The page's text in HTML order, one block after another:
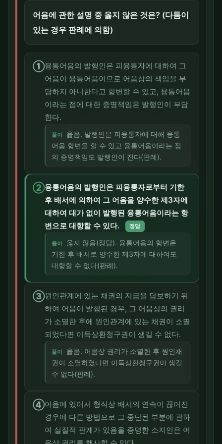
어음에 관한 설명 중 옳지 않은 것은? (다툼이
있는 경우 판례에 의함)
①융통어음의 발행인은 피융통자에 대하여 그
어음이 융통어음이므로 어음상의 책임을 부
담하지 아니한다고 항변할 수 있고, 융통어음
이라는 점에 대한 증명책임은 발행인이 부담
한다.
풀이
옳음. 발행인은 피융통자에 대해 융통
어음 항변을 할 수 있고 융통어음이라는 점
의 증명책임도 발행인이 진다(판례).
②융통어음의 발행인은 피융통자로부터 기한
후 배서에 의하여 그 어음을 양수한 제3자에
대하여 대가 없이 발행된 융통어음이라는 항
변으로 대항할 수 있다.
정답
풀이
옳지 않음(정답). 융통어음의 항변은
기한 후 배서로 양수한 제3자에 대하여도
대항할 수 없다(판례).
③원인관계에 있는 채권의 지급을 담보하기 위
하여 어음이 발행된 경우, 그 어음상의 권리
가 소멸한 후에 원인관계에 있는 채권이 소멸
되었다면 이득상환청구권이 생길 수 없다.
풀이
옳음. 어음상 권리가 소멸한 후 원인채
권이 소멸하였다면 이득상환청구권이 생길
수 없다(판례).
④어음에 있어서 형식상 배서의 연속이 끊어진
경우에 다른 방법으로 그 중단된 부분에 관하
여 실질적 관계가 있음을 증명한 소지인은 어